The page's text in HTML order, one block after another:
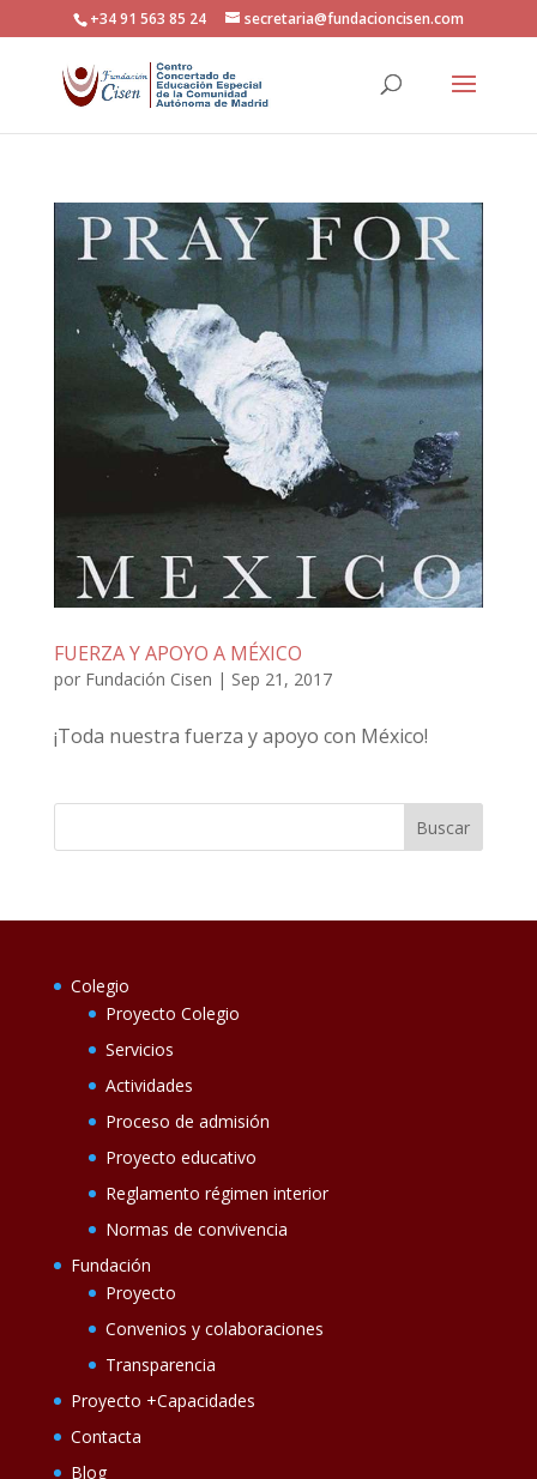
+34 91 563 85 24 secretaria@fundacioncisen.com
FUERZA Y APOYO A MÉXICO
por Fundación Cisen | Sep 21, 2017
¡Toda nuestra fuerza y apoyo con México!
Colegio
Proyecto Colegio
Servicios
Actividades
Proceso de admisión
Proyecto educativo
Reglamento régimen interior
Normas de convivencia
Fundación
Proyecto
Convenios y colaboraciones
Transparencia
Proyecto +Capacidades
Contacta
Blog